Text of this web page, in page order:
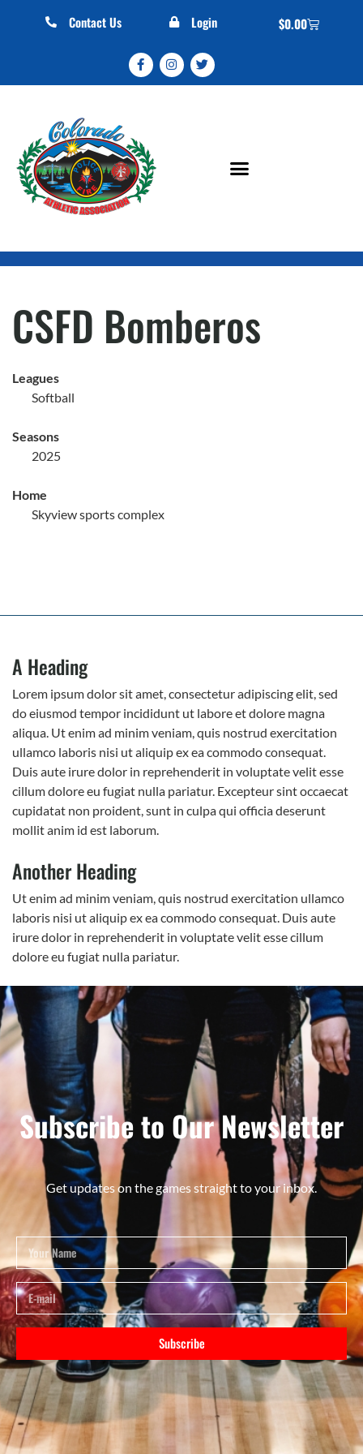
Contact Us Login $0.00
CSFD Bomberos
Leagues
Softball
Seasons
2025
Home
Skyview sports complex
A Heading
Lorem ipsum dolor sit amet, consectetur adipiscing elit, sed
do eiusmod tempor incididunt ut labore et dolore magna
aliqua. Ut enim ad minim veniam, quis nostrud exercitation
ullamco laboris nisi ut aliquip ex ea commodo consequat.
Duis aute irure dolor in reprehenderit in voluptate velit esse
cillum dolore eu fugiat nulla pariatur. Excepteur sint occaecat
cupidatat non proident, sunt in culpa qui officia deserunt
mollit anim id est laborum.
Another Heading
Ut enim ad minim veniam, quis nostrud exercitation ullamco
laboris nisi ut aliquip ex ea commodo consequat. Duis aute
irure dolor in reprehenderit in voluptate velit esse cillum
dolore eu fugiat nulla pariatur.
Subscribe to Our Newsletter
Get updates on the games straight to your inbox.
Subscribe